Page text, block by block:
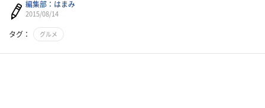
編集部：はまみ
2015/08/14
タグ： グルメ